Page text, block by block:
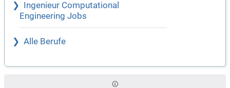
Ingenieur Computational
Engineering Jobs
Alle Berufe